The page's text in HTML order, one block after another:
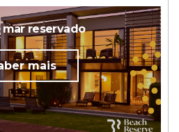
mar reservado
mais